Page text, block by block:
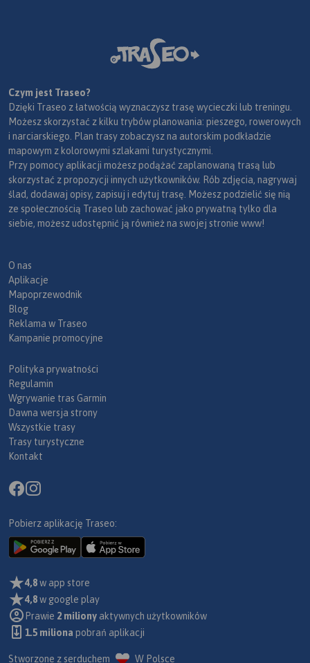
Czym jest Traseo?
Dzięki Traseo z łatwością wyznaczysz trasę wycieczki lub treningu.
Możesz skorzystać z kilku trybów planowania: pieszego, rowerowych
i narciarskiego. Plan trasy zobaczysz na autorskim podkładzie
mapowym z kolorowymi szlakami turystycznymi.
Przy pomocy aplikacji możesz podążać zaplanowaną trasą lub
skorzystać z propozycji innych użytkowników. Rób zdjęcia, nagrywaj
ślad, dodawaj opisy, zapisuj i edytuj trasę. Możesz podzielić się nią
ze społecznością Traseo lub zachować jako prywatną tylko dla
siebie, możesz udostępnić ją również na swojej stronie www!
O nas
Aplikacje
Mapoprzewodnik
Blog
Reklama w Traseo
Kampanie promocyjne
Polityka prywatności
Regulamin
Wgrywanie tras Garmin
Dawna wersja strony
Wszystkie trasy
Trasy turystyczne
Kontakt
Pobierz aplikację Traseo:
4,8w app store
4,8w google play
Prawie 2 miliony aktywnych użytkowników
1.5 miliona pobrań aplikacji
Stworzone z serduchem W Polsce